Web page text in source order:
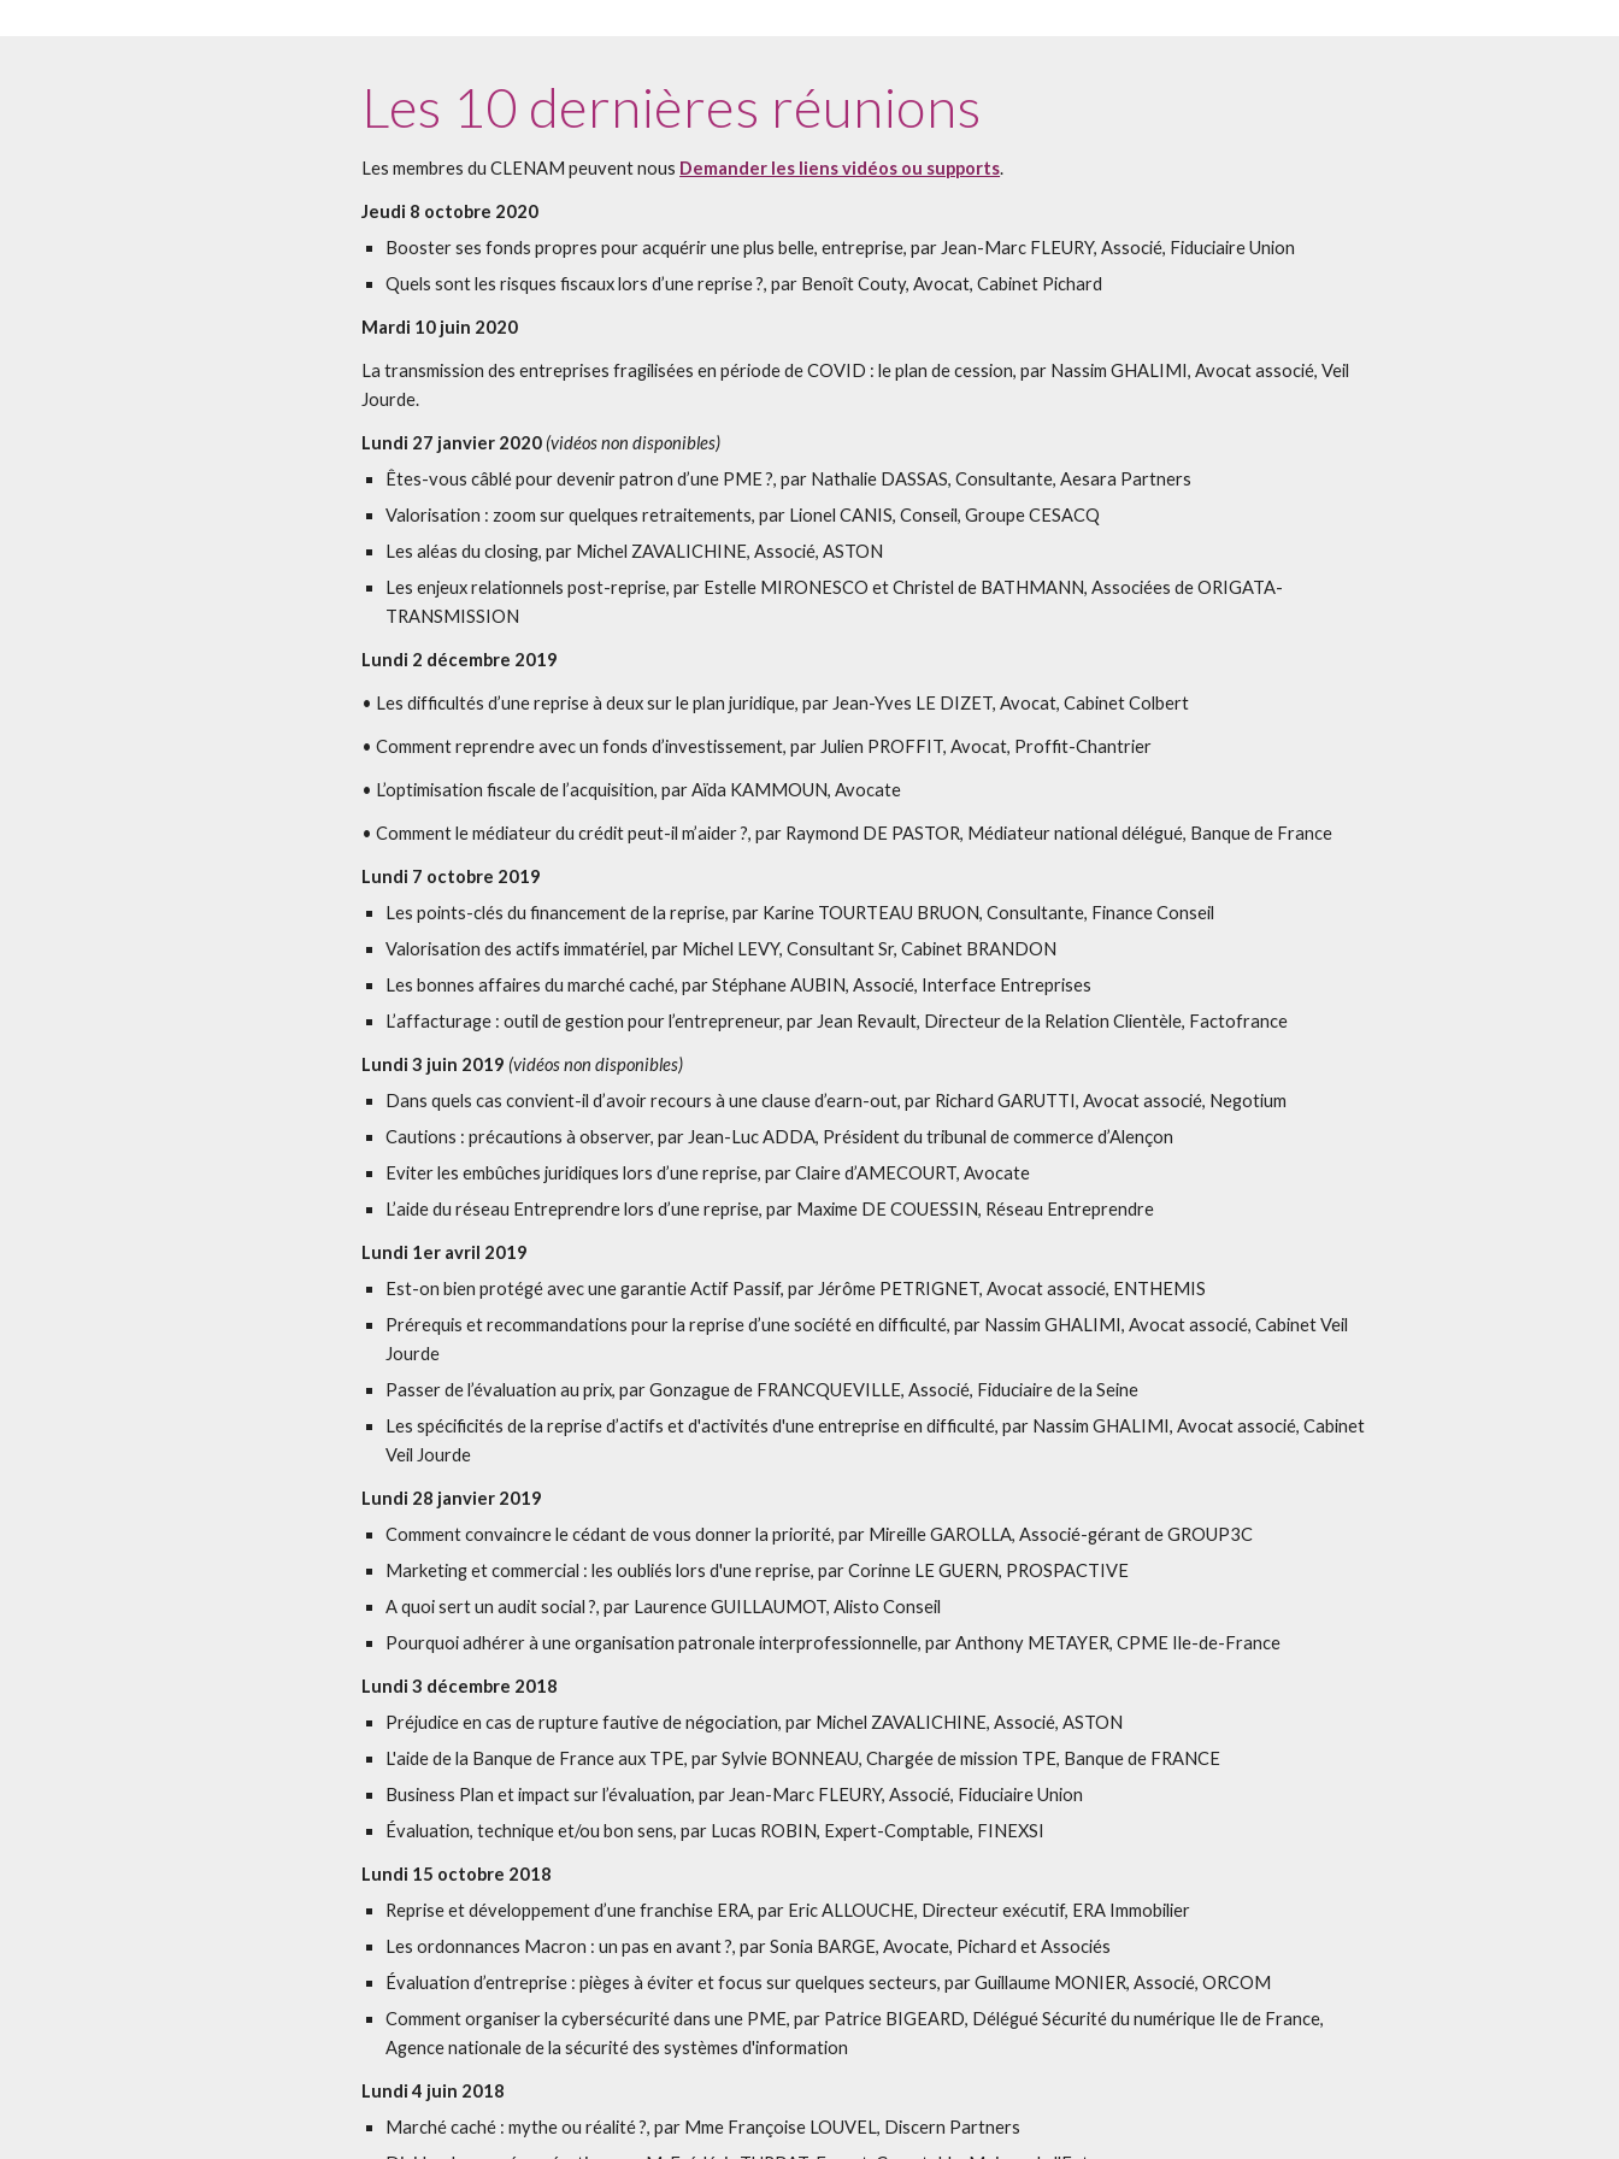
Les 10 dernières réunions
Les membres du CLENAM peuvent nous Demander les liens vidéos ou supports.
Jeudi 8 octobre 2020
Booster ses fonds propres pour acquérir une plus belle, entreprise, par Jean-Marc FLEURY, Associé, Fiduciaire Union
Quels sont les risques fiscaux lors d’une reprise ?, par Benoît Couty, Avocat, Cabinet Pichard
Mardi 10 juin 2020
La transmission des entreprises fragilisées en période de COVID : le plan de cession, par Nassim GHALIMI, Avocat associé, Veil
Jourde.
Lundi 27 janvier 2020 (vidéos non disponibles)
Êtes-vous câblé pour devenir patron d’une PME ?, par Nathalie DASSAS, Consultante, Aesara Partners
Valorisation : zoom sur quelques retraitements, par Lionel CANIS, Conseil, Groupe CESACQ
Les aléas du closing, par Michel ZAVALICHINE, Associé, ASTON
Les enjeux relationnels post-reprise, par Estelle MIRONESCO et Christel de BATHMANN, Associées de ORIGATA-
TRANSMISSION
Lundi 2 décembre 2019
• Les difficultés d’une reprise à deux sur le plan juridique, par Jean-Yves LE DIZET, Avocat, Cabinet Colbert
• Comment reprendre avec un fonds d’investissement, par Julien PROFFIT, Avocat, Proffit-Chantrier
• L’optimisation fiscale de l’acquisition, par Aïda KAMMOUN, Avocate
• Comment le médiateur du crédit peut-il m’aider ?, par Raymond DE PASTOR, Médiateur national délégué, Banque de France
Lundi 7 octobre 2019
Les points-clés du financement de la reprise, par Karine TOURTEAU BRUON, Consultante, Finance Conseil
Valorisation des actifs immatériel, par Michel LEVY, Consultant Sr, Cabinet BRANDON
Les bonnes affaires du marché caché, par Stéphane AUBIN, Associé, Interface Entreprises
L’affacturage : outil de gestion pour l’entrepreneur, par Jean Revault, Directeur de la Relation Clientèle, Factofrance
Lundi 3 juin 2019 (vidéos non disponibles)
Dans quels cas convient-il d’avoir recours à une clause d’earn-out, par Richard GARUTTI, Avocat associé, Negotium
Cautions : précautions à observer, par Jean-Luc ADDA, Président du tribunal de commerce d’Alençon
Eviter les embûches juridiques lors d’une reprise, par Claire d’AMECOURT, Avocate
L’aide du réseau Entreprendre lors d’une reprise, par Maxime DE COUESSIN, Réseau Entreprendre
Lundi 1er avril 2019
Est-on bien protégé avec une garantie Actif Passif, par Jérôme PETRIGNET, Avocat associé, ENTHEMIS
Prérequis et recommandations pour la reprise d’une société en difficulté, par Nassim GHALIMI, Avocat associé, Cabinet Veil
Jourde
Passer de l’évaluation au prix, par Gonzague de FRANCQUEVILLE, Associé, Fiduciaire de la Seine
Les spécificités de la reprise d’actifs et d'activités d'une entreprise en difficulté, par Nassim GHALIMI, Avocat associé, Cabinet
Veil Jourde
Lundi 28 janvier 2019
Comment convaincre le cédant de vous donner la priorité, par Mireille GAROLLA, Associé-gérant de GROUP3C
Marketing et commercial : les oubliés lors d'une reprise, par Corinne LE GUERN, PROSPACTIVE
A quoi sert un audit social ?, par Laurence GUILLAUMOT, Alisto Conseil
Pourquoi adhérer à une organisation patronale interprofessionnelle, par Anthony METAYER, CPME Ile-de-France
Lundi 3 décembre 2018
Préjudice en cas de rupture fautive de négociation, par Michel ZAVALICHINE, Associé, ASTON
L'aide de la Banque de France aux TPE, par Sylvie BONNEAU, Chargée de mission TPE, Banque de FRANCE
Business Plan et impact sur l’évaluation, par Jean-Marc FLEURY, Associé, Fiduciaire Union
Évaluation, technique et/ou bon sens, par Lucas ROBIN, Expert-Comptable, FINEXSI
Lundi 15 octobre 2018
Reprise et développement d’une franchise ERA, par Eric ALLOUCHE, Directeur exécutif, ERA Immobilier
Les ordonnances Macron : un pas en avant ?, par Sonia BARGE, Avocate, Pichard et Associés
Évaluation d’entreprise : pièges à éviter et focus sur quelques secteurs, par Guillaume MONIER, Associé, ORCOM
Comment organiser la cybersécurité dans une PME, par Patrice BIGEARD, Délégué Sécurité du numérique Ile de France,
Agence nationale de la sécurité des systèmes d'information
Lundi 4 juin 2018
Marché caché : mythe ou réalité ?, par Mme Françoise LOUVEL, Discern Partners